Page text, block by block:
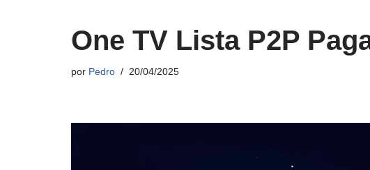
One TV Lista P2P
por Pedro 20/04/2025